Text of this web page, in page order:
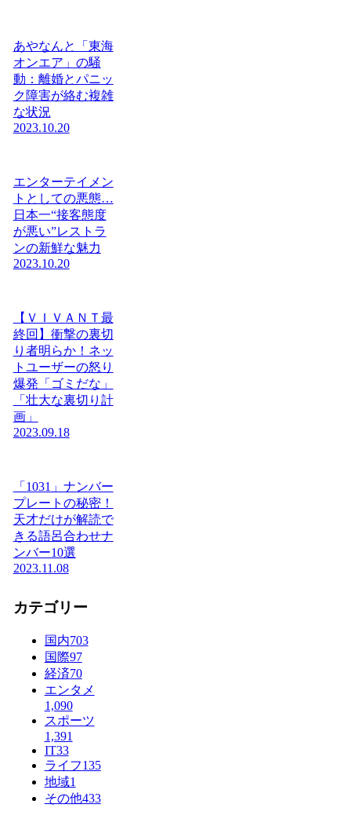
あやなんと「東海
オンエア」の騒
動：離婚とパニッ
ク障害が絡む複雑
な状況
2023.10.20
エンターテイメン
トとしての悪態…
日本一“接客態度
が悪い”レストラ
ンの新鮮な魅力
2023.10.20
【ＶＩＶＡＮＴ最
終回】衝撃の裏切
り者明らか！ネッ
トユーザーの怒り
爆発「ゴミだな」
「壮大な裏切り計
画」
2023.09.18
「1031」ナンバー
プレートの秘密！
天才だけが解読で
きる語呂合わせナ
ンバー10選
2023.11.08
カテゴリー
国内703
国際97
経済70
エンタメ
1,090
スポーツ
1,391
IT33
ライフ135
地域1
その他433